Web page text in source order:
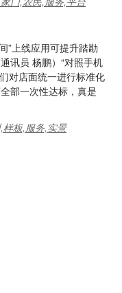
”上线应用可提升踏勘
讯员 杨鹏）“对照手机
对店面统一进行标准化
部一次性达标，真是
样板,服务,实景